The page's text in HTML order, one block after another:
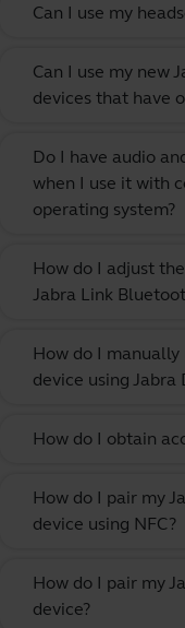
Can I use my
Can I use my new
devices that have
Do I have audio
when I use it with
operating system?
How do I adjust
Jabra Link
How do I
device using Jabra
How do I obtain
How do I pair my
device using NFC?
How do I pair my
device?